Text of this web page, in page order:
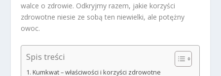
walce o zdrowie. Odkryjmy razem, jakie korzyści
zdrowotne niesie ze sobą ten niewielki, ale potężny
owoc.
Spis treści
Kumkwat – właściwości i korzyści zdrowotne